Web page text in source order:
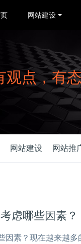
网站建设
观点，有
网站建设 网站推
虑哪些因素？
因素？现在越来越